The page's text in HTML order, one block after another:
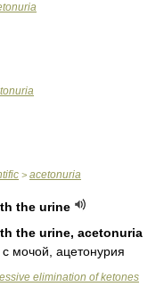
> acetonuria
the urine
the urine, acetonuria
мочой, ацетонурия
elimination of ketones